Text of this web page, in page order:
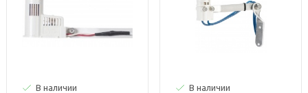
В наличии В наличии